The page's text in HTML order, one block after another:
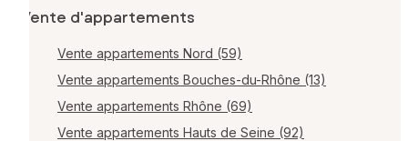
Vente d'appartements
Vente appartements Nord (59)
Vente appartements Bouches-du-Rhône (13)
Vente appartements Rhône (69)
Vente appartements Hauts de Seine (92)